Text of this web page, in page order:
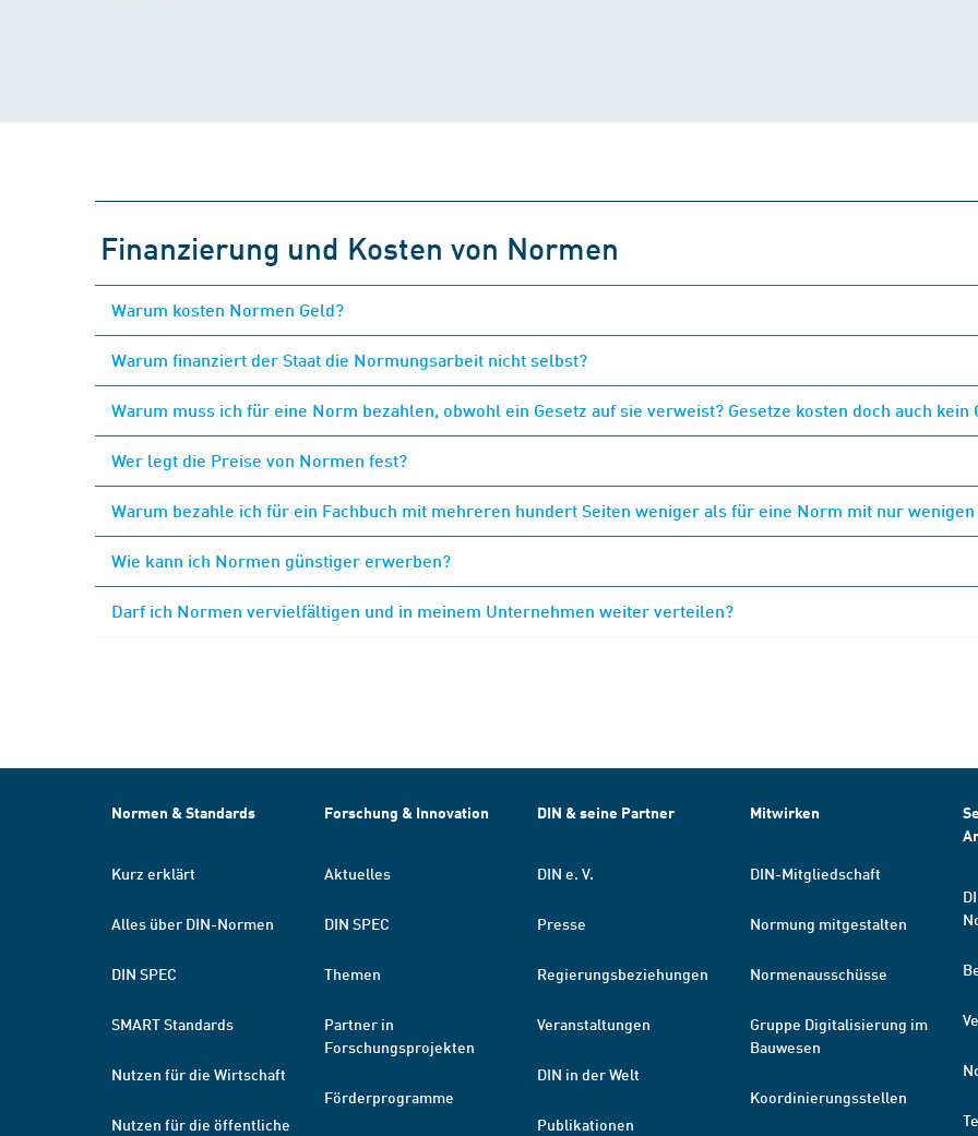
Finanzierung und Kosten von Normen
Warum kosten Normen Geld?
Warum finanziert der Staat die Normungsarbeit nicht selbst?
Warum muss ich für eine Norm bezahlen, obwohl ein Gesetz auf sie verweist? Gesetze kosten doch auch kein
Wer legt die Preise von Normen fest?
Warum bezahle ich für ein Fachbuch mit mehreren hundert Seiten weniger als für eine Norm mit nur wenigen
Wie kann ich Normen günstiger erwerben?
Darf ich Normen vervielfältigen und in meinem Unternehmen weiter verteilen?
Normen & Standards
Kurz erklärt
Alles über DIN-Normen
DIN SPEC
SMART Standards
Nutzen für die Wirtschaft
Nutzen für die öffentliche
Forschung & Innovation
Aktuelles
DIN SPEC
Themen
Partner in
Forschungsprojekten
Förderprogramme
DIN & seine Partner
DIN e. V.
Presse
Regierungsbeziehungen
Veranstaltungen
DIN in der Welt
Publikationen
Mitwirken
DIN-Mitgliedschaft
Normung mitgestalten
Normenausschüsse
Gruppe Digitalisierung im
Bauwesen
Koordinierungsstellen